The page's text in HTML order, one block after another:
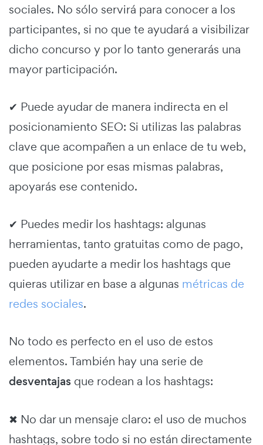
sociales. No sólo servirá para conocer a los
participantes, si no que te ayudará a visibilizar
dicho concurso y por lo tanto generarás una
mayor participación.
✔ Puede ayudar de manera indirecta en el
posicionamiento SEO: Si utilizas las palabras
clave que acompañen a un enlace de tu web,
que posicione por esas mismas palabras,
apoyarás ese contenido.
✔ Puedes medir los hashtags: algunas
herramientas, tanto gratuitas como de pago,
pueden ayudarte a medir los hashtags que
quieras utilizar en base a algunas métricas de
redes sociales.
No todo es perfecto en el uso de estos
elementos. También hay una serie de
desventajas que rodean a los hashtags:
✖ No dar un mensaje claro: el uso de muchos
hashtags, sobre todo si no están directamente